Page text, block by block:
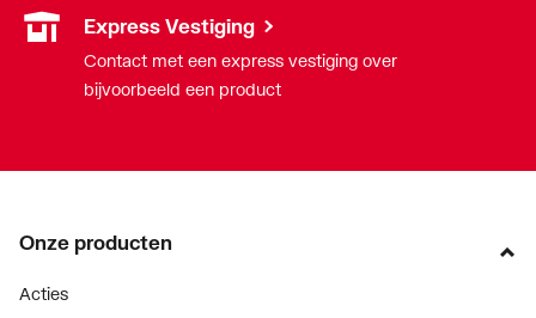
Express Vestiging
Contact met een express vestiging over
bijvoorbeeld een product
Onze producten
Acties